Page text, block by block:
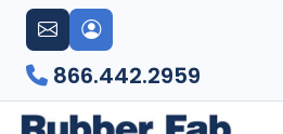
866.442.2959